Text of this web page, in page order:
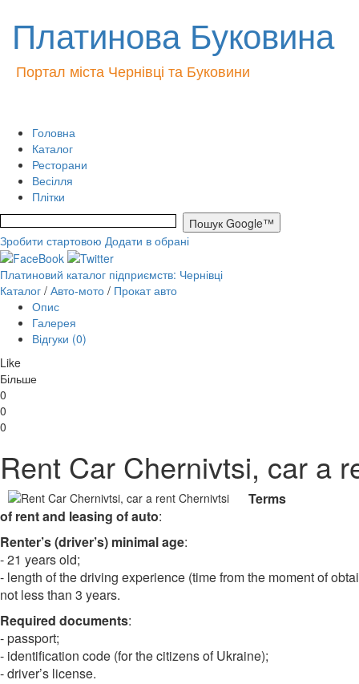
Платинова Буковина
Портал міста Чернівці та Буковини
Головна
Каталог
Ресторани
Весілля
Плітки
Зробити стартовою Додати в обрані
Платиновий каталог підприємств: Чернівці
Каталог / Авто-мото / Прокат авто
Опис
Галерея
Відгуки (0)
Like
Більше
0
0
0
Rent Car Chernivtsi, car a
Terms
of rent and leasing of auto:
Renter’s (driver’s) minimal age:
- 21 years old;
- length of the driving experience (time from the moment of
not less than 3 years.
Required documents:
- passport;
- identification code (for the citizens of Ukraine);
- driver’s license.